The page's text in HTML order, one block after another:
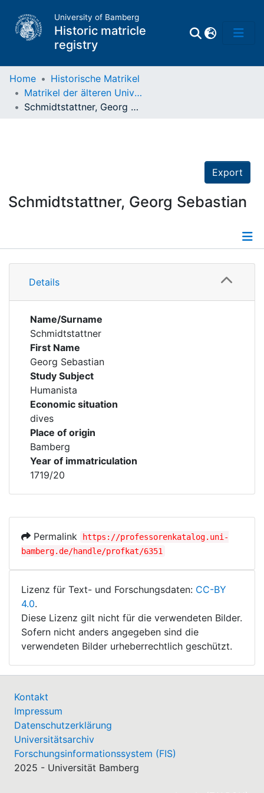
University of Bamberg
Historic matricle
registry
Matrikel
Home
Historische Matrikel
Matrikel der älteren Universität
Schmidtstattner, Georg Sebastian
Export
Schmidtstattner, Georg Sebastian
Details
Details
Name/Surname
Schmidtstattner
First Name
Georg Sebastian
Study Subject
Humanista
Economic situation
dives
Place of origin
Bamberg
Year of immatriculation
1719/20
Permalink
https://professorenkatalog.uni-
bamberg.de/handle/profkat/6351
Lizenz für Text- und Forschungsdaten: CC-BY
4.0.
Diese Lizenz gilt nicht für die verwendeten Bilder.
Sofern nicht anders angegeben sind die
verwendeten Bilder urheberrechtlich geschützt.
Kontakt
Impressum
Datenschutzerklärung
Universitätsarchiv
Forschungsinformationssystem (FIS)
2025 - Universität Bamberg